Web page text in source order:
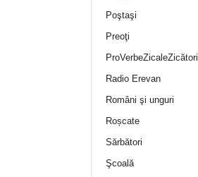
Poştaşi
Preoţi
ProVerbeZicaleZicători
Radio Erevan
Români şi unguri
Roșcate
Sărbători
Şcoală